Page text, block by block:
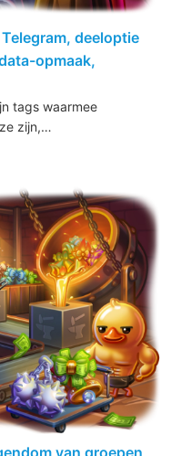
deeloptie
opmaak,
tags waarmee
zijn,…